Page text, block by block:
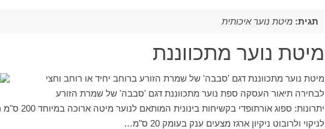
תגית: מיטת נוער איכותית
מיטת נוער מתכווננת
מיטת נוער מתכווננת דגם 'סבבה' של שמרת הזורע ברוחב יחיד או רוחב וחצי
לבחירה תיאור העסקה ספת נוער מתכווננת דגם 'סבבה' של שמרת הזורע
יתרונות:
לניקוי ולרובוט ניקיון ארגז מצעים ענק בעומק 20 ס"מ…